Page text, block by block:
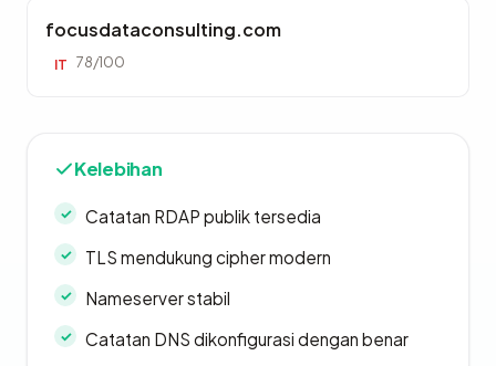
focusdataconsulting.com
IT 78/100
Kelebihan
Catatan RDAP publik tersedia
TLS mendukung cipher modern
Nameserver stabil
Catatan DNS dikonfigurasi dengan benar